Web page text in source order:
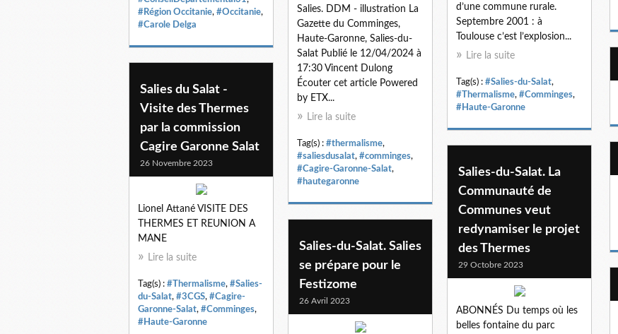
#Région Occitanie, #Occitanie,
#Carole Delga
d’une commune rurale.
Septembre 2001 : à
Toulouse c’est l’explosion...
Lire la suite
Tag(s) : #Salies-du-Salat,
#Thermalisme, #Comminges,
#Haute-Garonne
Salies. DDM - illustration La
Gazette du Comminges,
Haute-Garonne, Salies-du-
Salat Publié le 12/04/2024 à
17:30 Vincent Dulong
Écouter cet article Powered
by ETX...
Lire la suite
Tag(s) : #thermalisme,
#saliesdusalat, #comminges,
#Cagire-Garonne-Salat,
#hautegaronne
Salies du Salat -
Visite des Thermes
par la commission
Cagire Garonne Salat
26 Novembre 2023
Lionel Attané VISITE DES
THERMES ET REUNION A
MANE
Lire la suite
Tag(s) : #Thermalisme, #Salies-
du-Salat, #3CGS, #Cagire-
Garonne-Salat, #Comminges,
#Haute-Garonne
Salies-du-Salat. La
Communauté de
Communes veut
redynamiser le projet
des Thermes
29 Octobre 2023
ABONNÉS Du temps où les
belles fontaine du parc
Salies-du-Salat. Salies
se prépare pour le
Festizome
26 Avril 2023